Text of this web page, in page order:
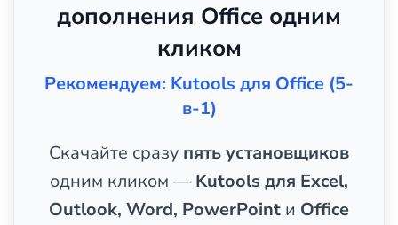
дополнения Office одним
кликом
Рекомендуем: Kutools для Office (5-
в-1)
Скачайте сразу пять установщиков
одним кликом — Kutools для Excel,
Outlook, Word, PowerPoint и Office